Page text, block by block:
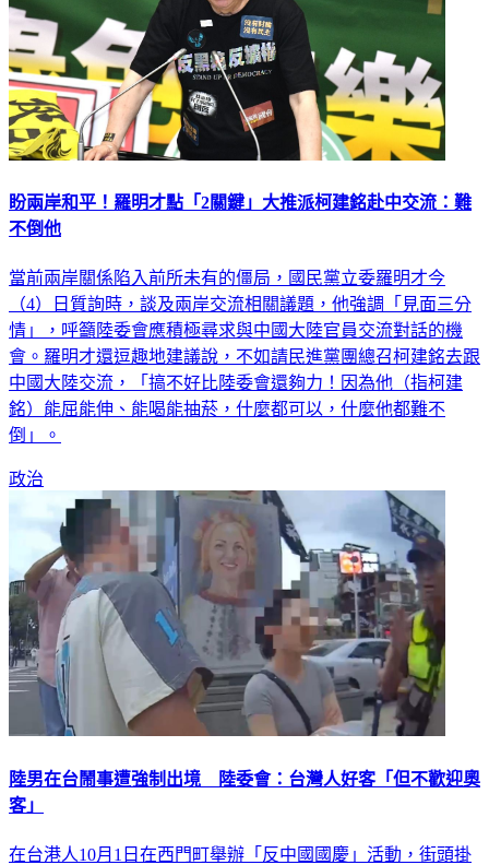
盼兩岸和平！羅明才點「2關鍵」大推派柯建銘赴中交流：難
不倒他
當前兩岸關係陷入前所未有的僵局，國民黨立委羅明才今
（4）日質詢時，談及兩岸交流相關議題，他強調「見面三分
情」，呼籲陸委會應積極尋求與中國大陸官員交流對話的機
會。羅明才還逗趣地建議說，不如請民進黨團總召柯建銘去跟
中國大陸交流，「搞不好比陸委會還夠力！因為他（指柯建
銘）能屈能伸、能喝能抽菸，什麼都可以，什麼他都難不
倒」。
政治
陸男在台鬧事遭強制出境 陸委會：台灣人好客「但不歡迎奧
客」
在台港人10月1日在西門町舉辦「反中國國慶」活動，街頭掛